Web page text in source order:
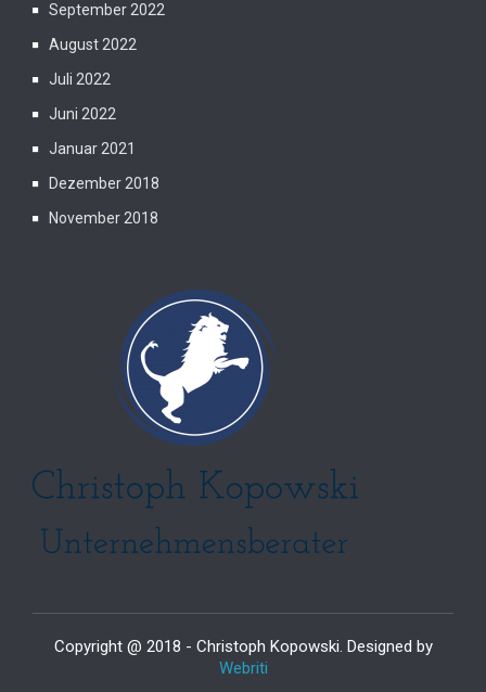
September 2022
August 2022
Juli 2022
Juni 2022
Januar 2021
Dezember 2018
November 2018
Copyright @ 2018 - Christoph Kopowski. Designed by
Webriti